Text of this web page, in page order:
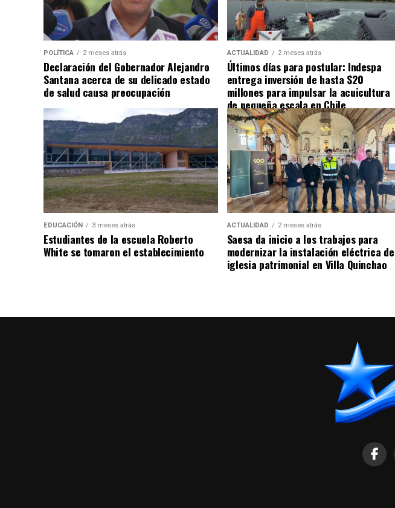
POLÍTICA 2 meses atrás
Declaración del Gobernador Alejandro
Santana acerca de su delicado estado
de salud causa preocupación
ACTUALIDAD 2 meses atrás
Últimos días para postular: Indespa
entrega inversión de hasta $20
millones para impulsar la acuicultura
de pequeña escala en Chile
EDUCACIÓN 3 meses atrás
Estudiantes de la escuela Roberto
White se tomaron el establecimiento
ACTUALIDAD 2 meses atrás
Saesa da inicio a los trabajos para
modernizar la instalación eléctrica de
iglesia patrimonial en Villa Quinchao